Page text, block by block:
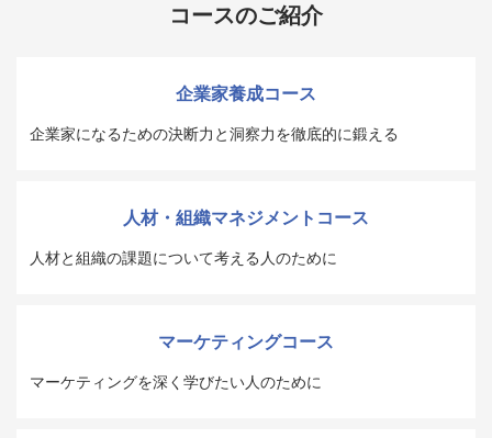
コースのご紹介
企業家養成コース
企業家になるための決断力と洞察力を徹底的に鍛える
人材・組織マネジメントコース
人材と組織の課題について考える人のために
マーケティングコース
マーケティングを深く学びたい人のために